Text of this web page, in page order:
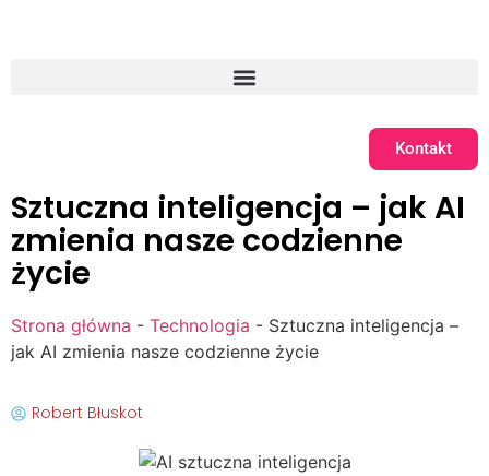
Kontakt
Sztuczna inteligencja – jak AI
zmienia nasze codzienne
życie
Strona główna - Technologia - Sztuczna inteligencja –
jak AI zmienia nasze codzienne życie
Robert Błuskot